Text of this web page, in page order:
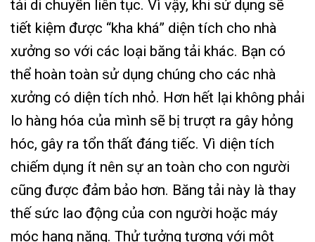
tải di chuyển liên tục. Vì vậy, khi sử dụng sẽ
tiết kiệm được “kha khá” diện tích cho nhà
xưởng so với các loại băng tải khác. Bạn có
thể hoàn toàn sử dụng chúng cho các nhà
xưởng có diện tích nhỏ. Hơn hết lại không phải
lo hàng hóa của mình sẽ bị trượt ra gây hỏng
hóc, gây ra tổn thất đáng tiếc. Vì diện tích
chiếm dụng ít nên sự an toàn cho con người
cũng được đảm bảo hơn. Băng tải này là thay
thế sức lao động của con người hoặc máy
móc hạng nặng. Thử tưởng tượng với một